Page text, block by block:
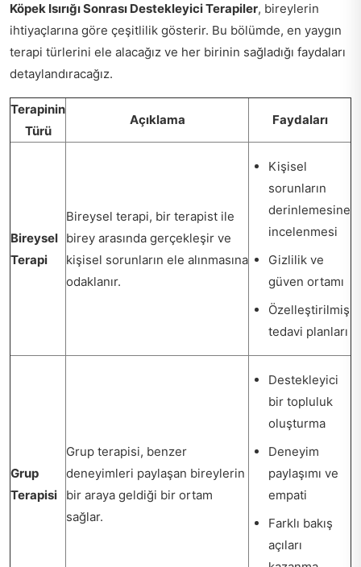
Köpek Isırığı Sonrası Destekleyici Terapiler, bireylerin
ihtiyaçlarına göre çeşitlilik gösterir. Bu bölümde, en yaygın
terapi türlerini ele alacağız ve her birinin sağladığı faydaları
detaylandıracağız.
Terapinin
Türü
Açıklama Faydaları
Bireysel
Terapi
Bireysel terapi, bir terapist ile
birey arasında gerçekleşir ve
kişisel sorunların ele alınmasına
odaklanır.
Kişisel
sorunların
derinlemesine
incelenmesi
Gizlilik ve
güven ortamı
Özelleştirilmiş
tedavi planları
Grup
Terapisi
Grup terapisi, benzer
deneyimleri paylaşan bireylerin
bir araya geldiği bir ortam
sağlar.
Destekleyici
bir topluluk
oluşturma
Deneyim
paylaşımı ve
empati
Farklı bakış
açıları